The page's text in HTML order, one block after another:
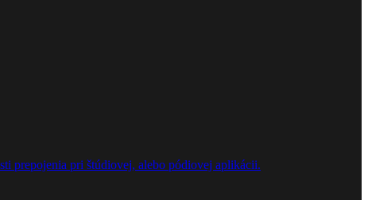
prepojenia pri štúdiovej, alebo pódiovej aplikácii.